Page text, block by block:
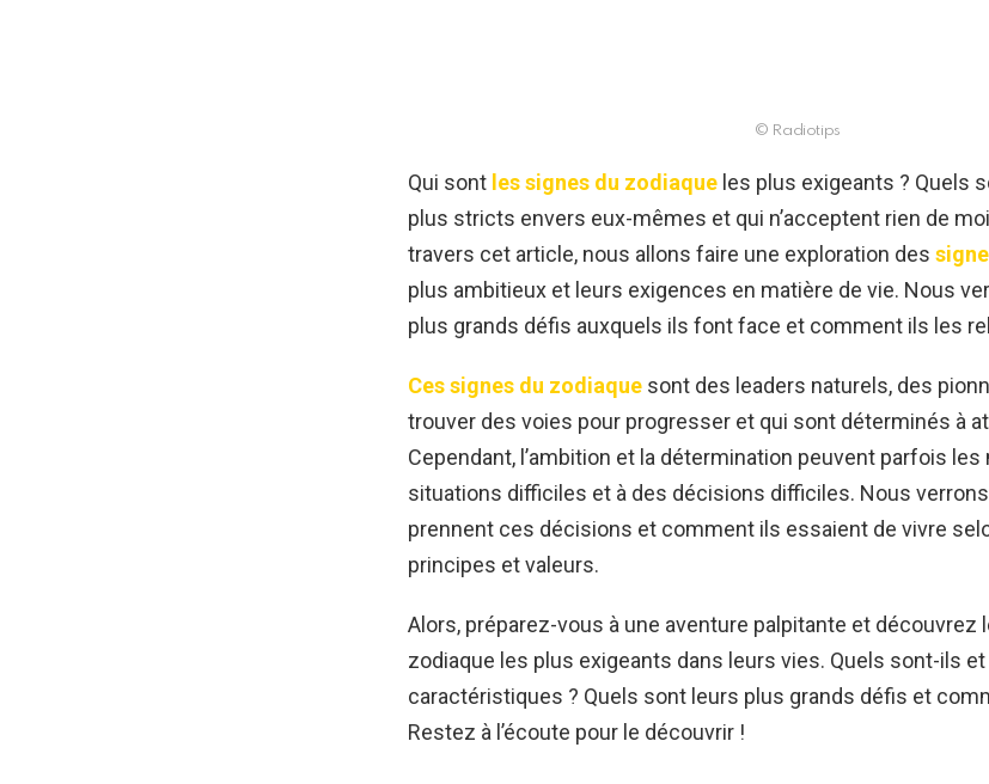
© Radiotips
Qui sont les signes du zodiaque les plus exigeants ? Quels
plus stricts envers eux-mêmes et qui n’acceptent rien de
travers cet article, nous allons faire une exploration des
plus ambitieux et leurs exigences en matière de vie. Nous
plus grands défis auxquels ils font face et comment ils les
Ces signes du zodiaque sont des leaders naturels, des
trouver des voies pour progresser et qui sont déterminés à
Cependant, l’ambition et la détermination peuvent parfois les
situations difficiles et à des décisions difficiles. Nous
prennent ces décisions et comment ils essaient de vivre
principes et valeurs.
Alors, préparez-vous à une aventure palpitante et découvrez
zodiaque les plus exigeants dans leurs vies. Quels sont-ils
caractéristiques ? Quels sont leurs plus grands défis et
Restez à l’écoute pour le découvrir !